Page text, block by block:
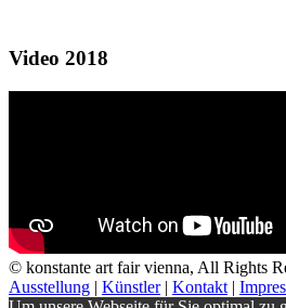
Video 2018
© konstante art fair vienna, All Rights
Ausstellung | Künstler| Kontakt |